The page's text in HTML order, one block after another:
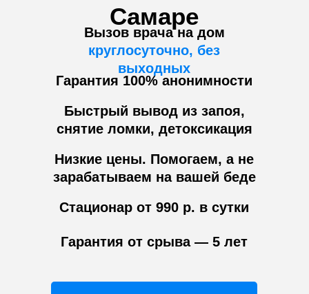
Самаре
Вызов врача на дом
круглосуточно, без
выходных
Гарантия 100% анонимности
Быстрый вывод из запоя,
снятие ломки, детоксикация
Низкие цены. Помогаем, а не
зарабатываем на вашей беде
Стационар от 990 р. в сутки
Гарантия от срыва — 5 лет